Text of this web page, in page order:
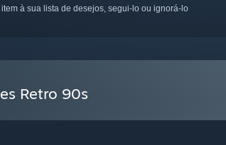
à sua lista de desejos, segui-lo ou ignorá-lo
Retro 90s